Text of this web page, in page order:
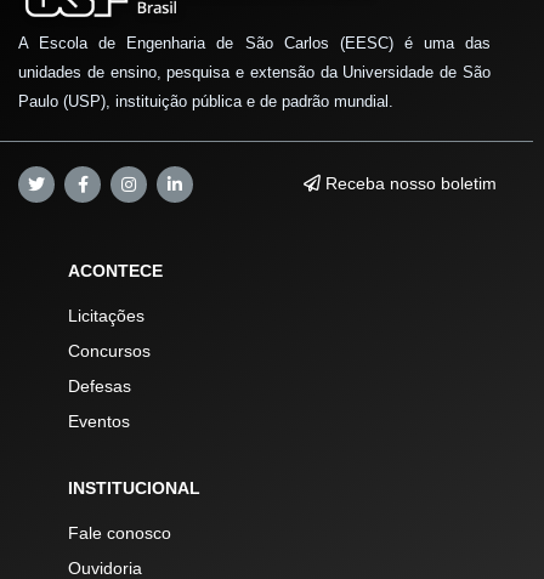
A Escola de Engenharia de São Carlos (EESC) é uma das
unidades de ensino, pesquisa e extensão da Universidade de São
Paulo (USP), instituição pública e de padrão mundial.
Receba nosso boletim
ACONTECE
Licitações
Concursos
Defesas
Eventos
INSTITUCIONAL
Fale conosco
Ouvidoria